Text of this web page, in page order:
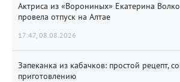
Актриса из «Ворониных» Екатерина
провела отпуск на Алтае
17:47, 08.08.2026
Запеканка из кабачков: простой рецепт,
приготовлению